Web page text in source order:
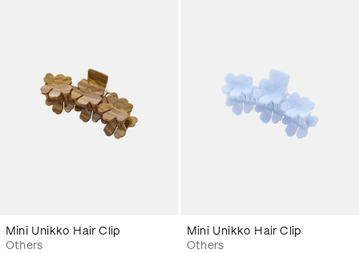
Mini Unikko Hair Clip
Others
Mini Unikko Hair Clip
Others